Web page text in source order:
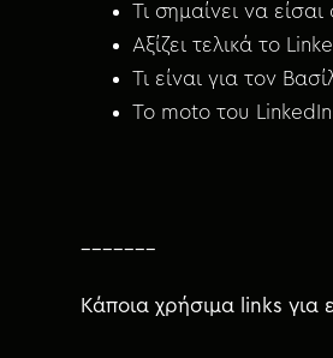
Τι σημαίνει να
Αξίζει τελικά το
Τι είναι για τον
Το moto του LinkedIn
Κάποια χρήσιμα links για